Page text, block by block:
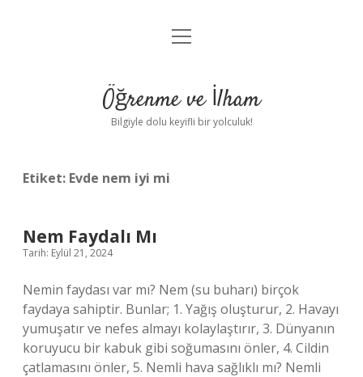
Anasayfa
Yasal Uyarı
menüyü
Öğrenme ve İlham
Bilgiyle dolu keyifli bir yolculuk!
Etiket: Evde nem iyi mi
Nem Faydalı Mı
Tarih: Eylül 21, 2024
Nemin faydası var mı? Nem (su buharı) birçok
faydaya sahiptir. Bunlar; 1. Yağış oluşturur, 2. Havayı
yumuşatır ve nefes almayı kolaylaştırır, 3. Dünyanın
koruyucu bir kabuk gibi soğumasını önler, 4. Cildin
çatlamasını önler, 5. Nemli hava sağlıklı mı? Nemli